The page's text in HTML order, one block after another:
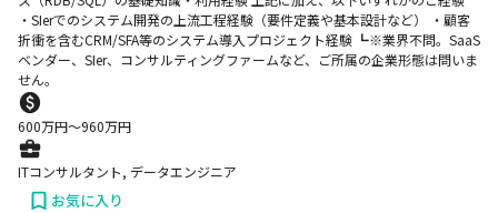
・SIerでのシステム開発の上流工程経験（要件定義や基本設計など） ・顧客
折衝を含むCRM/SFA等のシステム導入プロジェクト経験 ┗※業界不問。SaaS
ベンダー、SIer、コンサルティングファームなど、ご所属の企業形態は問いま
せん。
600万円〜960万円
ITコンサルタント, データエンジニア
お気に入り